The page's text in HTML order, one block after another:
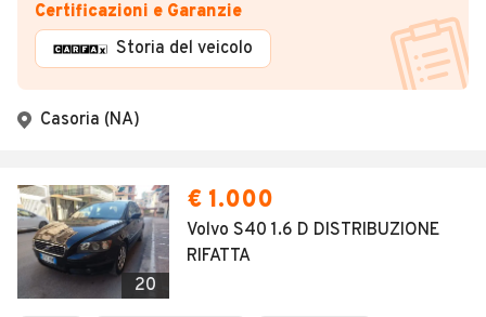
Certificazioni e Garanzie
Storia del veicolo
Casoria (NA)
20
€ 1.000
Volvo S40 1.6 D DISTRIBUZIONE
RIFATTA